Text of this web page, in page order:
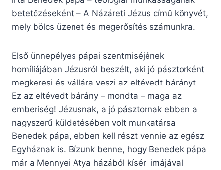
betetőzéseként – A Názáreti Jézus című könyvét,
mely bölcs üzenet és megerősítés számunkra.
Első ünnepélyes pápai szentmiséjének
homíliájában Jézusról beszélt, aki jó pásztorként
megkeresi és vállára veszi az eltévedt bárányt.
Ez az eltévedt bárány – mondta – maga az
emberiség! Jézusnak, a jó pásztornak ebben a
nagyszerű küldetésében volt munkatársa
Benedek pápa, ebben kell részt vennie az egész
Egyháznak is. Bízunk benne, hogy Benedek pápa
már a Mennyei Atya házából kíséri imájával